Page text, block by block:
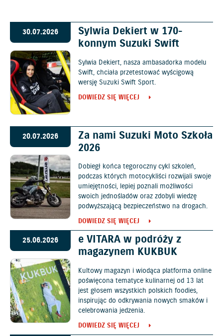
30.07.2026
Sylwia Dekiert w 170-
konnym Suzuki Swift
Sylwia Dekiert, nasza ambasadorka modelu
Swift, chciała przetestować wyścigową
wersję Suzuki Swift Sport.
DOWIEDZ SIĘ WIĘCEJ
20.07.2026
Za nami Suzuki Moto Szkoła
2026
Dobiegł końca tegoroczny cykl szkoleń,
podczas których motocykliści rozwijali swoje
umiejętności, lepiej poznali możliwości
swoich jednośladów oraz zdobyli wiedzę
podwyższającą bezpieczeństwo na drogach.
DOWIEDZ SIĘ WIĘCEJ
25.06.2026
e VITARA w podróży z
magazynem KUKBUK
Kultowy magazyn i wiodąca platforma online
poświęcona tematyce kulinarnej od 13 lat
jest głosem wszystkich polskich foodies,
inspirując do odkrywania nowych smaków i
celebrowania jedzenia.
DOWIEDZ SIĘ WIĘCEJ